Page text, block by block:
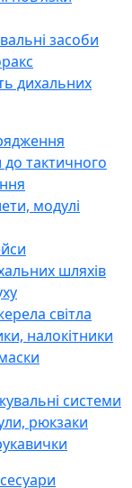
засоби
дихальних
до тактичного
модулі
шляхів
світла
налокітники
системи
рюкзаки